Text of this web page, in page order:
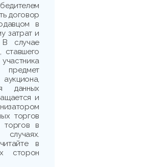
договор
в
затрат и
В случае
ставшего
предмет
данных
и
торгов
торгов в
в
сторон